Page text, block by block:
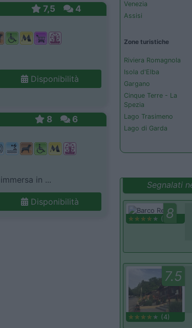
7,5 4
Disponibilità
8 6
in ...
Disponibilità
Venezia
Assisi
Zone turistiche
Riviera Romagnola
Isola d'Elba
Gargano
Cinque Terre - La
Spezia
Lago Trasimeno
Lago di Garda
Segnalati
8
(1)
7.5
(4)